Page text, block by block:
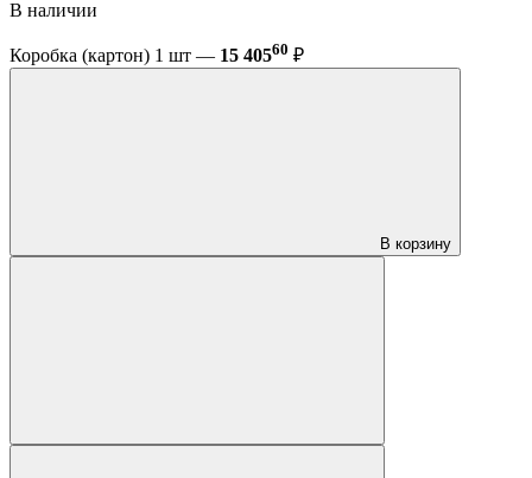
В наличии
Коробка (картон) 1 шт — 15 40560 ₽
В корзину